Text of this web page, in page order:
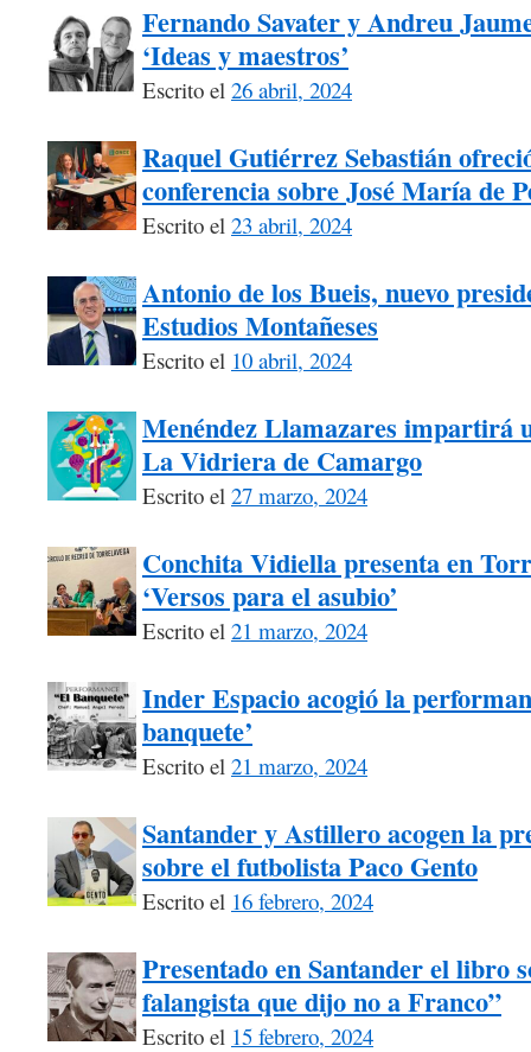
Fernando Savater y Andreu
‘Ideas y maestros’
Escrito el 26 abril, 2024
Raquel Gutiérrez Sebastián
conferencia sobre José María de
Escrito el 23 abril, 2024
Antonio de los Bueis, nuevo
Estudios Montañeses
Escrito el 10 abril, 2024
Menéndez Llamazares impartirá
La Vidriera de Camargo
Escrito el 27 marzo, 2024
Conchita Vidiella presenta en
‘Versos para el asubio’
Escrito el 21 marzo, 2024
Inder Espacio acogió la
banquete’
Escrito el 21 marzo, 2024
Santander y Astillero acogen la
sobre el futbolista Paco Gento
Escrito el 16 febrero, 2024
Presentado en Santander el libro
falangista que dijo no a Franco”
Escrito el 15 febrero, 2024